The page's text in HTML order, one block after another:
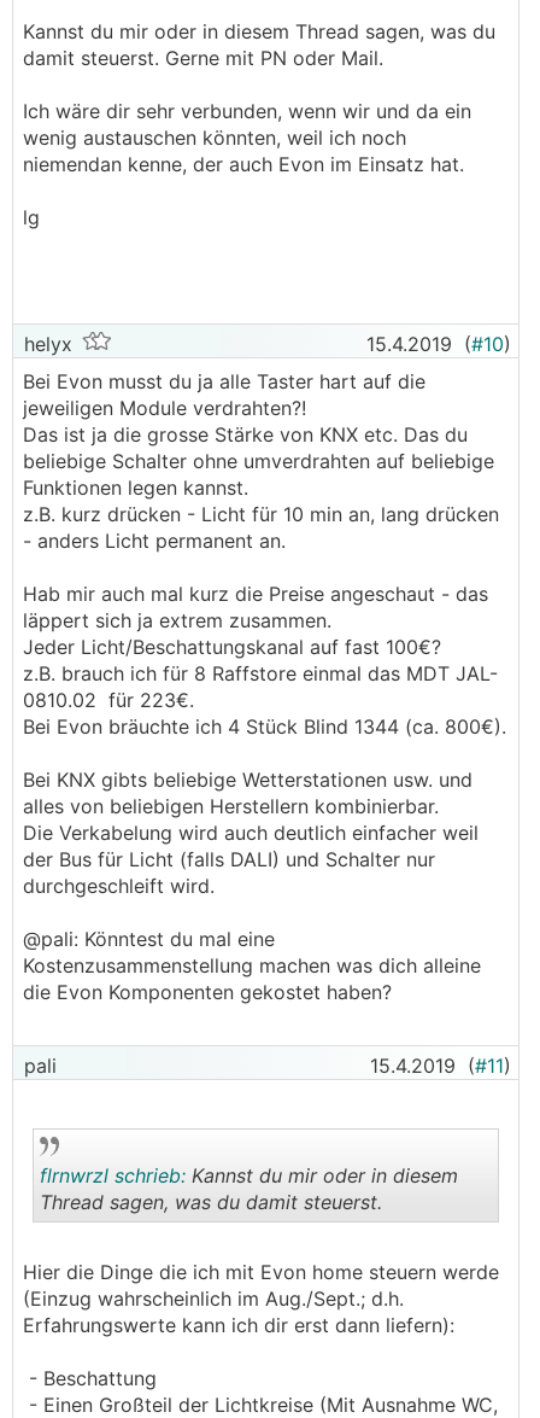
Kannst du mir oder in diesem Thread sagen, was du
damit steuerst. Gerne mit PN oder Mail.
Ich wäre dir sehr verbunden, wenn wir und da ein
wenig austauschen könnten, weil ich noch
niemendan kenne, der auch Evon im Einsatz hat.
lg
helyx 15.4.2019 (#10)
Bei Evon musst du ja alle Taster hart auf die
jeweiligen Module verdrahten?!
Das ist ja die grosse Stärke von KNX etc. Das du
beliebige Schalter ohne umverdrahten auf beliebige
Funktionen legen kannst.
z.B. kurz drücken - Licht für 10 min an, lang drücken
- anders Licht permanent an.
Hab mir auch mal kurz die Preise angeschaut - das
läppert sich ja extrem zusammen.
Jeder Licht/Beschattungskanal auf fast 100€?
z.B. brauch ich für 8 Raffstore einmal das MDT JAL-
0810.02 für 223€.
Bei Evon bräuchte ich 4 Stück Blind 1344 (ca. 800€).
Bei KNX gibts beliebige Wetterstationen usw. und
alles von beliebigen Herstellern kombinierbar.
Die Verkabelung wird auch deutlich einfacher weil
der Bus für Licht (falls DALI) und Schalter nur
durchgeschleift wird.
@pali: Könntest du mal eine
Kostenzusammenstellung machen was dich alleine
die Evon Komponenten gekostet haben?
pali 15.4.2019 (#11)
..
flrnwrzl schrieb: Kannst du mir oder in diesem
Thread sagen, was du damit steuerst.
Hier die Dinge die ich mit Evon home steuern werde
(Einzug wahrscheinlich im Aug./Sept.; d.h.
Erfahrungswerte kann ich dir erst dann liefern):
- Beschattung
- Einen Großteil der Lichtkreise (Mit Ausnahme WC,